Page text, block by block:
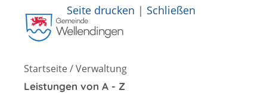
Seite drucken | Schließen
Startseite/Verwaltung
Leistungen von A - Z